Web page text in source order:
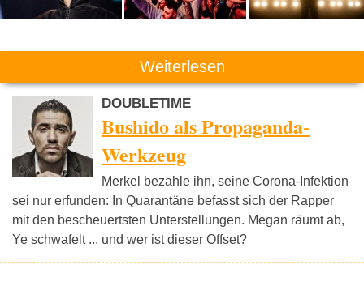
Weiterlesen
DOUBLETIME
Bushido als Propaganda-
Werkzeug
Merkel bezahle ihn, seine Corona-Infektion
sei nur erfunden: In Quarantäne befasst sich der Rapper
mit den bescheuertsten Unterstellungen. Megan räumt ab,
Ye schwafelt ... und wer ist dieser Offset?